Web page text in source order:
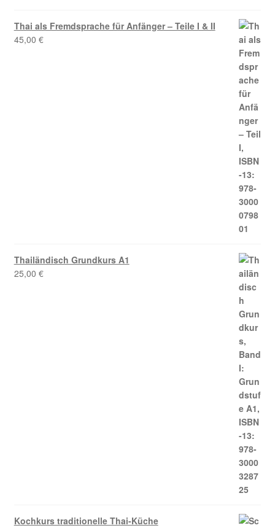
Thai als Fremdsprache für Anfänger – Teile I & II
45,00 €
Thailändisch Grundkurs A1
25,00 €
Kochkurs traditionelle Thai-Küche